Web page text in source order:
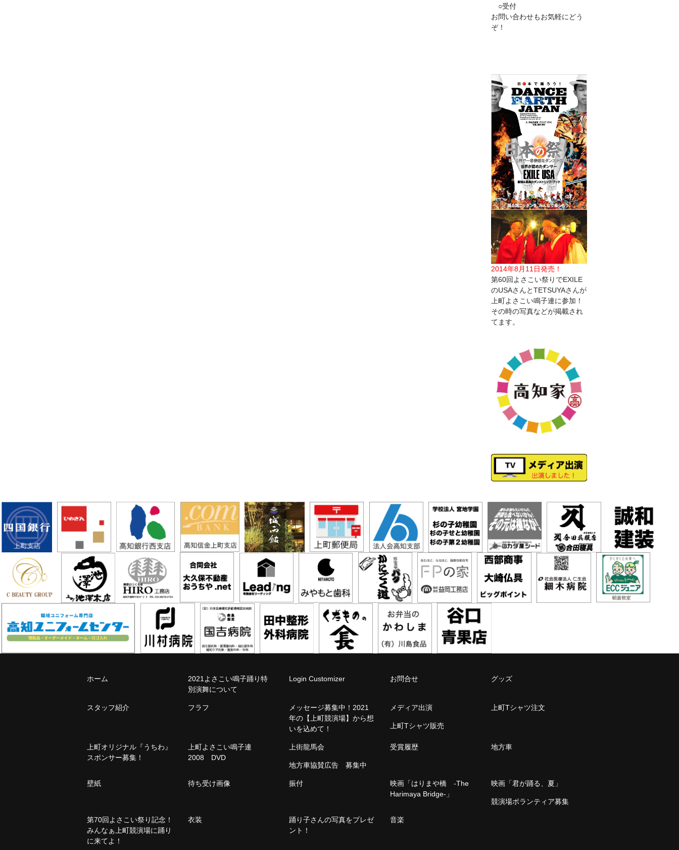
○受付
お問い合わせもお気軽にどう
ぞ！
2014年8月11日発売！
第60回よさこい祭りでEXILE
のUSAさんとTETSUYAさんが
上町よさこい鳴子連に参加！
その時の写真などが掲載され
てます。
ホーム
2021よさこい鳴子踊り特
別演舞について
Login Customizer お問合せ グッズ
スタッフ紹介 フラフ
メッセージ募集中！2021
年の【上町競演場】から想
いを込めて！
メディア出演 上町Tシャツ注文
上町Tシャツ販売
上町オリジナル『うちわ』
スポンサー募集！
上町よさこい鳴子連
2008 DVD
上街龍馬会 受賞履歴 地方車
地方車協賛広告 募集中
壁紙 待ち受け画像 振付
映画「はりまや橋 -The
Harimaya Bridge-」
映画「君が踊る、夏」
競演場ボランティア募集
第70回よさこい祭り記念！
みんなぁ上町競演場に踊り
に来てよ！
衣装
踊り子さんの写真をプレゼ
ント！
音楽